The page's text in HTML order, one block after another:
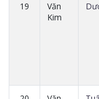
19
Văn
Kim